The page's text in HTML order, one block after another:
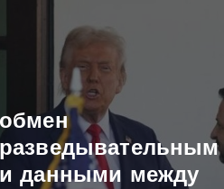
обмен
разведывательным
и данными между